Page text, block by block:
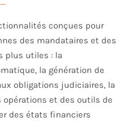
conçues pour
des mandataires et des
plus utiles : la
la génération de
obligations judiciaires, la
et des outils de
des états financiers